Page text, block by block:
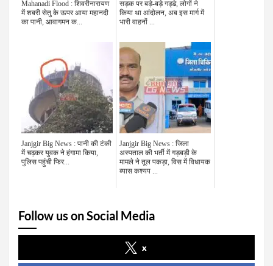
Mahanadi Flood : शिवरीनारायण
में शबरी सेतु के ऊपर आया महानदी
का पानी, आवागमन क...
सड़क पर बड़े-बड़े गड्ढे, लोगों ने
किया था आंदोलन, अब इस मार्ग में
भारी वाहनों ...
Janjgir Big News : पानी की टंकी
में चढ़कर युवक ने हंगामा किया,
पुलिस पहुंची फिर...
Janjgir Big News : जिला
अस्पताल की भर्ती में गड़बड़ी के
मामले ने तूल पकड़ा, विस में विधायक
ब्यास कश्यप ...
Follow us on Social Media
x